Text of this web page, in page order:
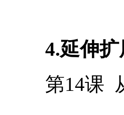
4.延伸扩
第14课